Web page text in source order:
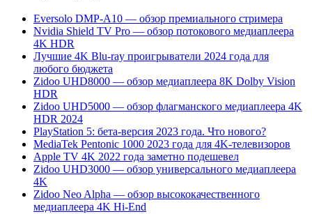
Eversolo DMP-A10 — обзор премиального стримера
Nvidia Shield TV Pro — обзор потокового медиаплеера
4K HDR
Лучшие 4K Blu-ray проигрыватели 2024 года для
любого бюджета
Zidoo UHD8000 — обзор медиаплеера 8K Dolby Vision
HDR
Zidoo UHD5000 — обзор флагманского медиаплеера 4K
HDR 2024
PlayStation 5: бета-версия 2023 года. Что нового?
MediaTek Pentonic 1000 2023 года для 4K-телевизоров
Apple TV 4K 2022 года заметно подешевел
Zidoo UHD3000 — обзор универсального медиаплеера
4K
Zidoo Neo Alpha — обзор высококачественного
медиаплеера 4K Hi-End